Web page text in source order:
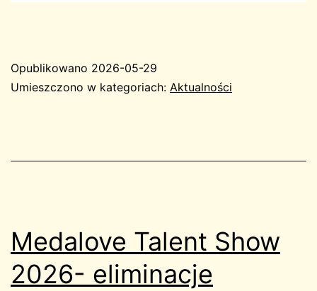
Opublikowano 2026-05-29
Umieszczono w kategoriach: Aktualności
Medalove Talent Show
2026- eliminacje